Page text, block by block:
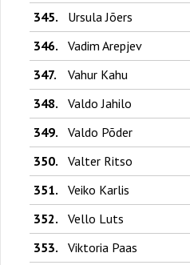
345.
Ursula Jõers
346.
Vadim Arepjev
347.
Vahur Kahu
348.
Valdo Jahilo
349.
Valdo Põder
350.
Valter Ritso
351.
Veiko Karlis
352.
Vello Luts
353.
Viktoria Paas